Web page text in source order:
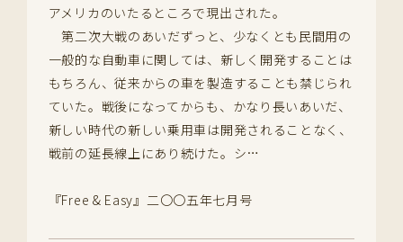
アメリカのいたるところで現出された。
第二次大戦のあいだずっと、少なくとも民間用の
一般的な自動車に関しては、新しく開発することは
もちろん、従来からの車を製造することも禁じられ
ていた。戦後になってからも、かなり長いあいだ、
新しい時代の新しい乗用車は開発されることなく、
戦前の延長線上にあり続けた。シ…
『Free & Easy』二〇〇五年七月号